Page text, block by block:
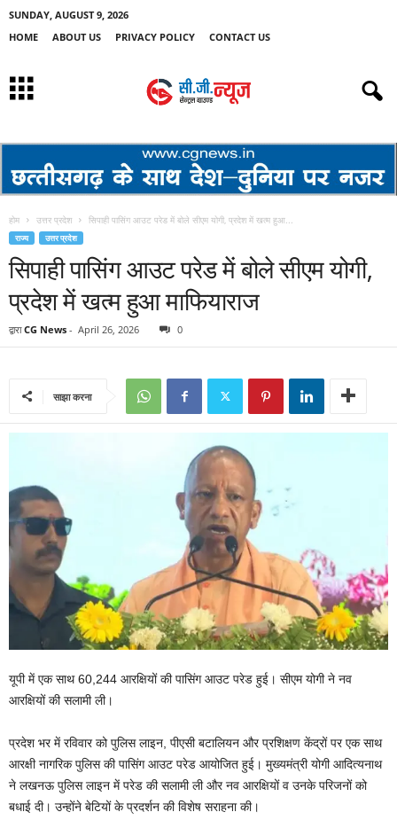
SUNDAY, AUGUST 9, 2026
HOME
ABOUT US PRIVACY POLICY CONTACT US
होम उत्तर प्रदेश सिपाही पासिंग आउट परेड में बोले सीएम योगी, प्रदेश में खत्म हुआ...
राज्य उत्तर प्रदेश
सिपाही पासिंग आउट परेड में बोले सीएम योगी,
प्रदेश में खत्म हुआ माफियाराज
द्वारा CG News - April 26, 2026 0
साझा करना
यूपी में एक साथ 60,244 आरक्षियों की पासिंग आउट परेड हुई। सीएम योगी ने नव
आरक्षियों की सलामी ली।
प्रदेश भर में रविवार को पुलिस लाइन, पीएसी बटालियन और प्रशिक्षण केंद्रों पर एक साथ
आरक्षी नागरिक पुलिस की पासिंग आउट परेड आयोजित हुई। मुख्यमंत्री योगी आदित्यनाथ
ने लखनऊ पुलिस लाइन में परेड की सलामी ली और नव आरक्षियों व उनके परिजनों को
बधाई दी। उन्होंने बेटियों के प्रदर्शन की विशेष सराहना की।